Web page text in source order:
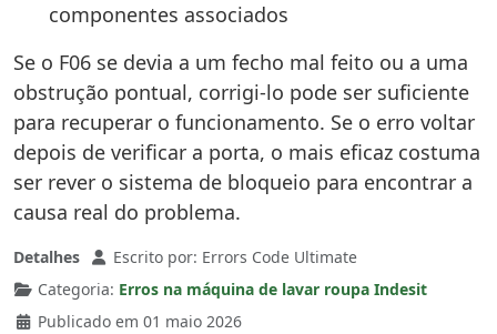
componentes associados
Se o F06 se devia a um fecho mal feito ou a uma
obstrução pontual, corrigi-lo pode ser suficiente
para recuperar o funcionamento. Se o erro voltar
depois de verificar a porta, o mais eficaz costuma
ser rever o sistema de bloqueio para encontrar a
causa real do problema.
Detalhes Escrito por: Errors Code Ultimate
Categoria: Erros na máquina de lavar roupa Indesit
Publicado em 01 maio 2026